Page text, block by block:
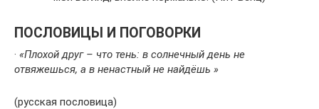
ПОСЛОВИЦЫ И ПОГОВОРКИ
· «Плохой друг – что тень: в солнечный день не
отвяжешься, а в ненастный не найдёшь »
(русская пословица)